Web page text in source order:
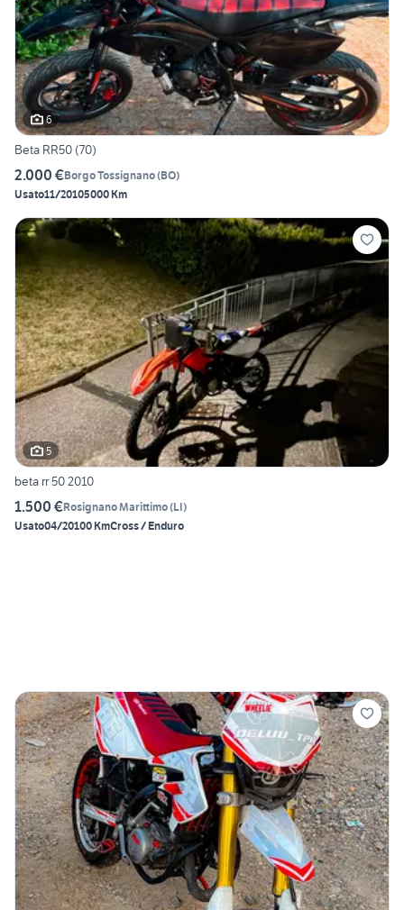
6
Beta RR50 (70)
2.000 €Borgo Tossignano(BO)
Usato11/20105000 Km
5
beta rr 50 2010
1.500 €Rosignano Marittimo(LI)
Usato04/20100 KmCross / Enduro